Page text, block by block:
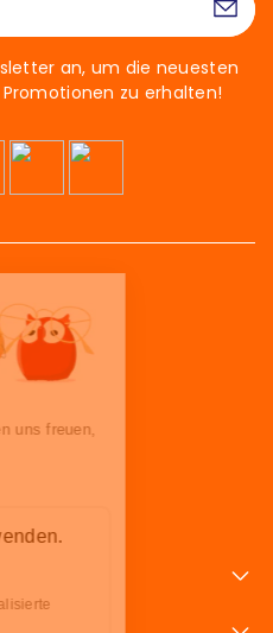
an, um die neuesten
zu erhalten!
aber wir würden uns freuen,
zu sein...
Cookies verwenden.
Produkte und
und personalisierte